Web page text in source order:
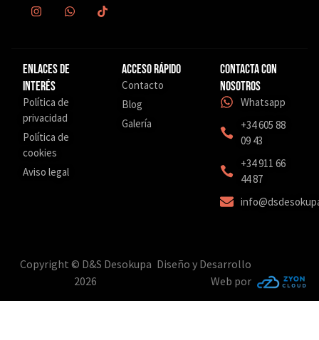
Enlaces de
interés
Política de
privacidad
Política de
cookies
Aviso legal
Acceso Rápido
Contacto
Blog
Galería
Contacta con
nosotros
Whatsapp
+34 605 88
09 43
‎+34 911 66
44 87
Copyright © D&S Desokupa
2026
Diseño y Desarrollo
Web por